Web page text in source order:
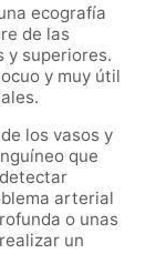
ecografía
de las
y superiores.
y muy útil
los vasos y
que
arterial
o unas
un